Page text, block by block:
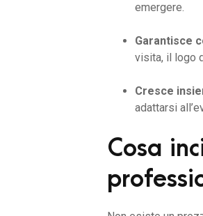
emergere. ​​
Garantisce
visita, il logo
Cresce
adattarsi
Cosa